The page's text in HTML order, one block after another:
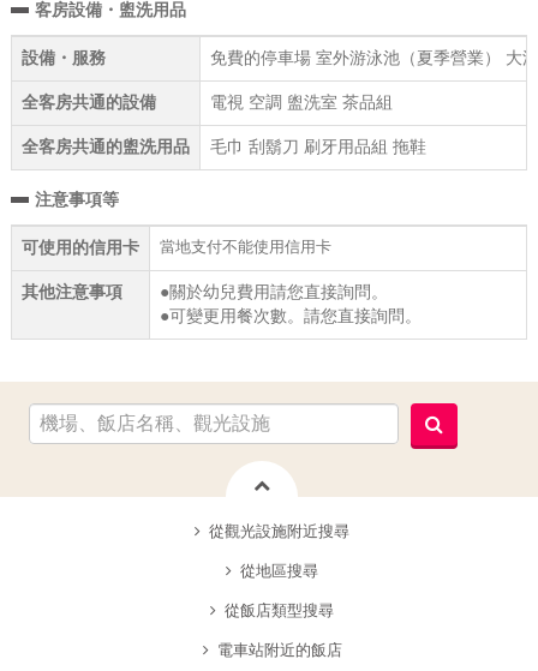
客房設備・盥洗用品
設備・服務 免費的停車場 室外游泳池（夏季營業） 大
全客房共通的設備 電視 空調 盥洗室 茶品組
全客房共通的盥洗用品 毛巾 刮鬍刀 刷牙用品組 拖鞋
注意事項等
可使用的信用卡 當地支付不能使用信用卡
其他注意事項
●關於幼兒費用請您直接詢問。
●可變更用餐次數。請您直接詢問。
從觀光設施附近搜尋
從地區搜尋
從飯店類型搜尋
電車站附近的飯店